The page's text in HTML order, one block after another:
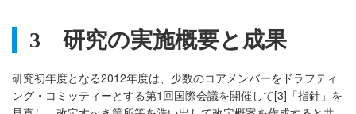
3 研究の実施概要と成果
研究初年度となる2012年度は、少数のコアメンバーをドラフティ
ング・コミッティーとする第1回国際会議を開催して[3] 「指針」を